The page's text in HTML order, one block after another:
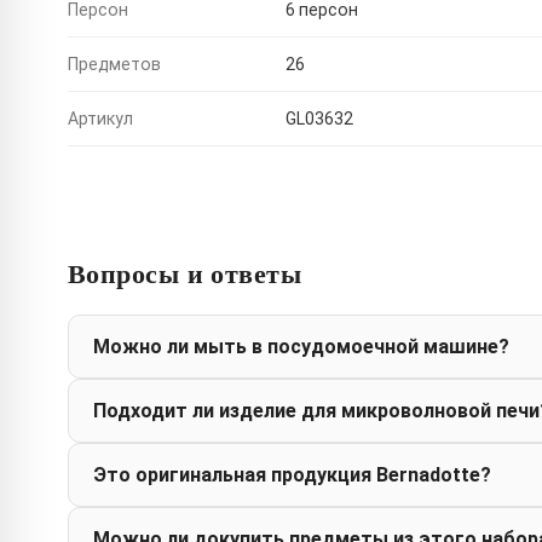
Персон 6 персон
Предметов 26
Артикул GL03632
Вопросы и ответы
Можно ли мыть в посудомоечной машине?
Подходит ли изделие для микроволновой
Это оригинальная продукция Bernadotte?